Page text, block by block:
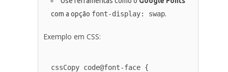
com a opção font-display: swap.
Exemplo em CSS:
cssCopy code@font-face {